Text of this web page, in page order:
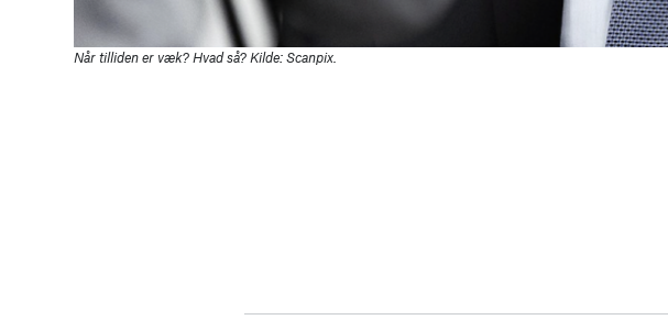
Når tilliden er væk? Hvad så? Kilde: Scanpix.